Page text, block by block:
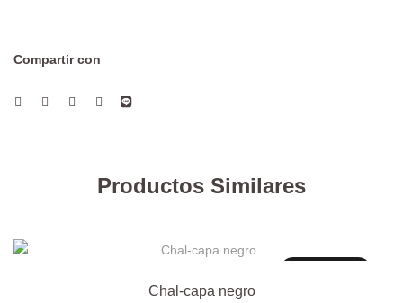
Compartir con
Productos Similares
Chal-capa negro